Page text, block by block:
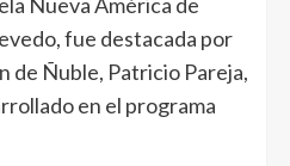
Nueva América de
fue destacada por
de Ñuble, Patricio Pareja,
en el programa